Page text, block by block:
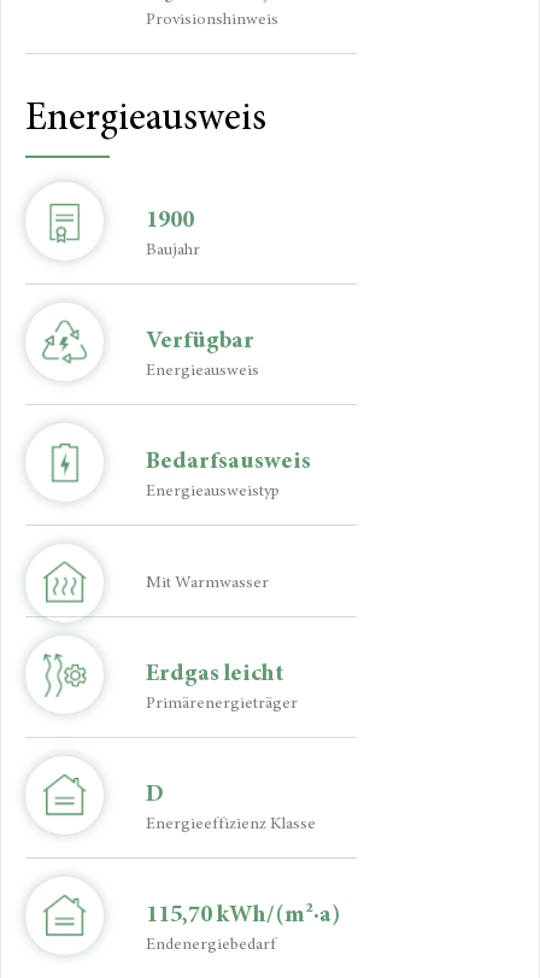
Provisionshinweis
Energieausweis
Baujahr
1900
Energieausweis
Verfügbar
Energie­ausweistyp
Bedarfsausweis
Mit Warmwasser
Primärenergieträger
Erdgas leicht
Energieeffizienz Klasse
D
Endenergiebedarf
115,70 kWh/(m²·a)